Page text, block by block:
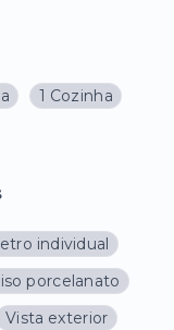
1 Cozinha
individual
porcelanato
Vista exterior